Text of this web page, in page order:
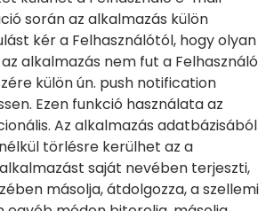
során az alkalmazás külön
kér a Felhasználótól, hogy olyan
alkalmazás nem fut a Felhasználó
külön ún. push notification
Ezen funkció használata az
Az alkalmazás adatbázisából
törlésre kerülhet az a
saját nevében terjeszti,
másolja, átdolgozza, a szellemi